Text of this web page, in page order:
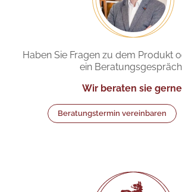
Haben Sie Fragen zu dem Produkt
ein
Wir beraten sie
Beratungstermin vereinbaren